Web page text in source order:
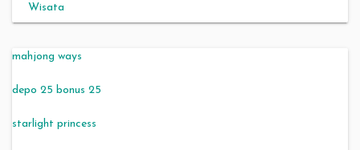
Wisata
mahjong ways
depo 25 bonus 25
starlight princess